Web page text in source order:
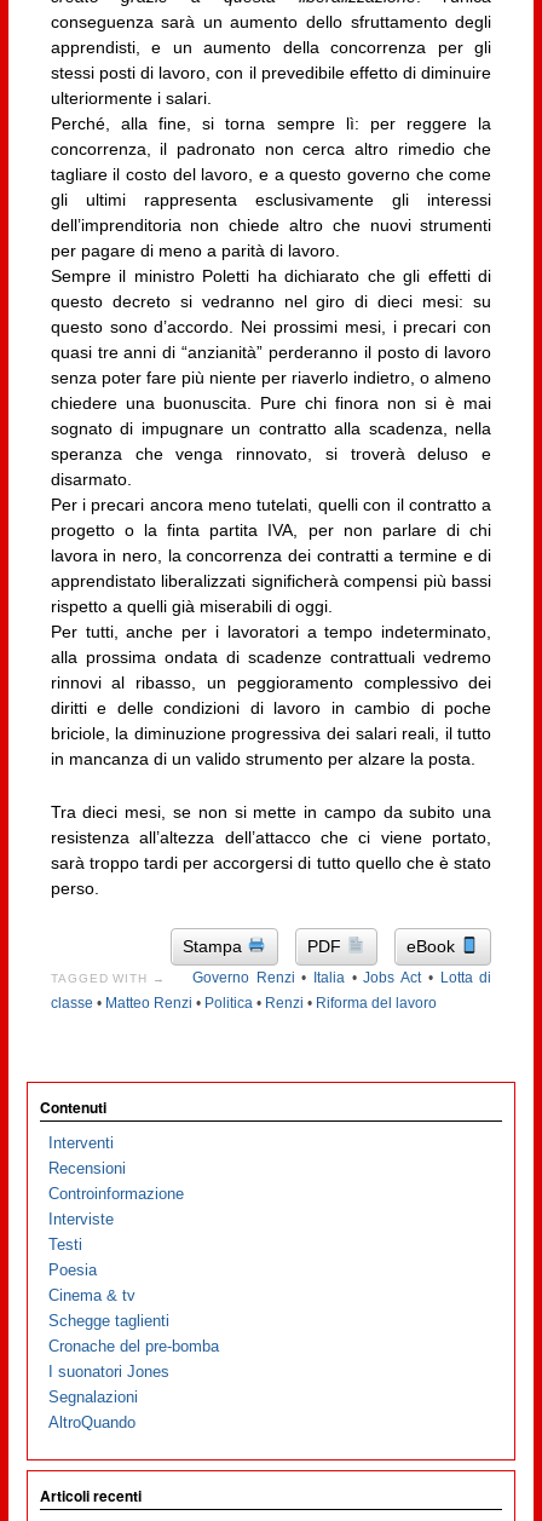
conseguenza sarà un aumento dello sfruttamento degli
apprendisti, e un aumento della concorrenza per gli
stessi posti di lavoro, con il prevedibile effetto di diminuire
ulteriormente i salari.
Perché, alla fine, si torna sempre lì: per reggere la
concorrenza, il padronato non cerca altro rimedio che
tagliare il costo del lavoro, e a questo governo che come
gli ultimi rappresenta esclusivamente gli interessi
dell’imprenditoria non chiede altro che nuovi strumenti
per pagare di meno a parità di lavoro.
Sempre il ministro Poletti ha dichiarato che gli effetti di
questo decreto si vedranno nel giro di dieci mesi: su
questo sono d’accordo. Nei prossimi mesi, i precari con
quasi tre anni di “anzianità” perderanno il posto di lavoro
senza poter fare più niente per riaverlo indietro, o almeno
chiedere una buonuscita. Pure chi finora non si è mai
sognato di impugnare un contratto alla scadenza, nella
speranza che venga rinnovato, si troverà deluso e
disarmato.
Per i precari ancora meno tutelati, quelli con il contratto a
progetto o la finta partita IVA, per non parlare di chi
lavora in nero, la concorrenza dei contratti a termine e di
apprendistato liberalizzati significherà compensi più bassi
rispetto a quelli già miserabili di oggi.
Per tutti, anche per i lavoratori a tempo indeterminato,
alla prossima ondata di scadenze contrattuali vedremo
rinnovi al ribasso, un peggioramento complessivo dei
diritti e delle condizioni di lavoro in cambio di poche
briciole, la diminuzione progressiva dei salari reali, il tutto
in mancanza di un valido strumento per alzare la posta.
Tra dieci mesi, se non si mette in campo da subito una
resistenza all’altezza dell’attacco che ci viene portato,
sarà troppo tardi per accorgersi di tutto quello che è stato
perso.
Stampa PDF eBook
TAGGED WITH → Governo Renzi • Italia •Jobs Act• Lotta di
classe • Matteo Renzi • Politica• Renzi • Riforma del lavoro
Contenuti
Interventi
Recensioni
Controinformazione
Interviste
Testi
Poesia
Cinema & tv
Schegge taglienti
Cronache del pre-bomba
I suonatori Jones
Segnalazioni
AltroQuando
Articoli recenti